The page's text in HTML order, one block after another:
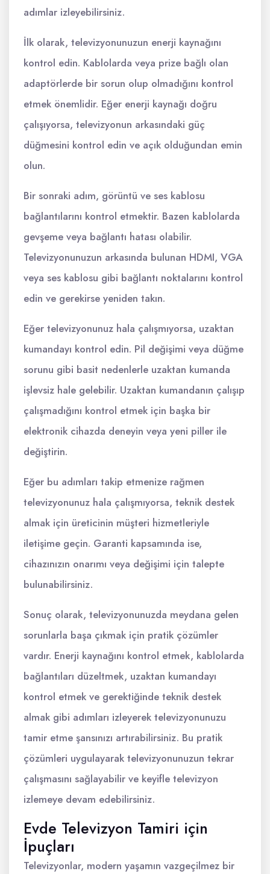
adımlar izleyebilirsiniz.
İlk olarak, televizyonunuzun enerji kaynağını
kontrol edin. Kablolarda veya prize bağlı olan
adaptörlerde bir sorun olup olmadığını kontrol
etmek önemlidir. Eğer enerji kaynağı doğru
çalışıyorsa, televizyonun arkasındaki güç
düğmesini kontrol edin ve açık olduğundan emin
olun.
Bir sonraki adım, görüntü ve ses kablosu
bağlantılarını kontrol etmektir. Bazen kablolarda
gevşeme veya bağlantı hatası olabilir.
Televizyonunuzun arkasında bulunan HDMI, VGA
veya ses kablosu gibi bağlantı noktalarını kontrol
edin ve gerekirse yeniden takın.
Eğer televizyonunuz hala çalışmıyorsa, uzaktan
kumandayı kontrol edin. Pil değişimi veya düğme
sorunu gibi basit nedenlerle uzaktan kumanda
işlevsiz hale gelebilir. Uzaktan kumandanın çalışıp
çalışmadığını kontrol etmek için başka bir
elektronik cihazda deneyin veya yeni piller ile
değiştirin.
Eğer bu adımları takip etmenize rağmen
televizyonunuz hala çalışmıyorsa, teknik destek
almak için üreticinin müşteri hizmetleriyle
iletişime geçin. Garanti kapsamında ise,
cihazınızın onarımı veya değişimi için talepte
bulunabilirsiniz.
Sonuç olarak, televizyonunuzda meydana gelen
sorunlarla başa çıkmak için pratik çözümler
vardır. Enerji kaynağını kontrol etmek, kablolarda
bağlantıları düzeltmek, uzaktan kumandayı
kontrol etmek ve gerektiğinde teknik destek
almak gibi adımları izleyerek televizyonunuzu
tamir etme şansınızı artırabilirsiniz. Bu pratik
çözümleri uygulayarak televizyonunuzun tekrar
çalışmasını sağlayabilir ve keyifle televizyon
izlemeye devam edebilirsiniz.
Evde Televizyon Tamiri için
İpuçları
Televizyonlar, modern yaşamın vazgeçilmez bir